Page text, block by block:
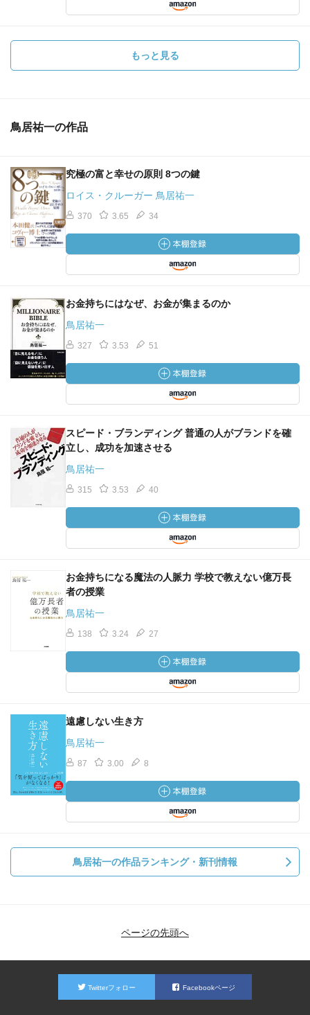
もっと見る
鳥居祐一の作品
究極の富と幸せの原則 8つの鍵
ロイス・クルーガー 鳥居祐一
370 3.65 34
お金持ちにはなぜ、お金が集まるのか
鳥居祐一
327 3.53 51
スピード・ブランディング 普通の人がブランドを確
立し、成功を加速させる
鳥居祐一
315 3.53 40
お金持ちになる魔法の人脈力 学校で教えない億万長
者の授業
鳥居祐一
138 3.24 27
遠慮しない生き方
鳥居祐一
87 3.00 8
鳥居祐一の作品ランキング・新刊情報
ページの先頭へ
Twitterフォロー Facebookページ